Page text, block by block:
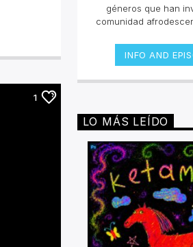
1
géneros que han
comunidad
grandes compositores
fueron negros, y
desarrollando
los malestares que
persona de piel
poderosas armas
la segregación y el
este espacio
todas las
comunidad ha
INFO AND
LO MÁS LEÍDO